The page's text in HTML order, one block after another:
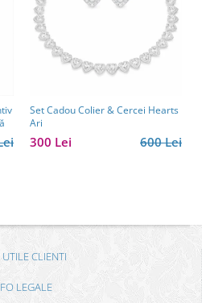
Set Cadou Colier & Cercei Hearts
Ari
600 Lei
300 Lei
CLIENTI
LEGALE